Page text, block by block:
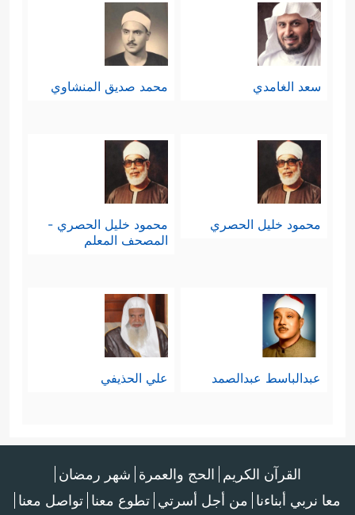
سعد الغامدي محمد صديق المنشاوي
محمود خليل الحصري
محمود خليل الحصري -
المصحف المعلم
عبدالباسط عبدالصمد علي الحذيفي
القرآن الكريم الحج والعمرة شهر رمضان
معا نربي أبناءنا من أجل أسرتي تطوع معنا تواصل معنا